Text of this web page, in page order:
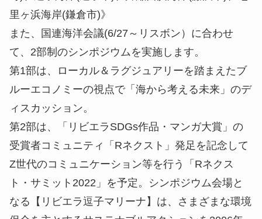
里ヶ浜海岸(鎌倉市)》
また、国連海洋会議(6/27～リスボン）に合わせ
て、2部制のシンポジウムを実施します。
第1部は、ローカル＆ラグジュアリーを踏まえたブ
ルーエコノミーの視点で「海から考える未来」のデ
ィスカッション。
第2部は、「リビエラSDGs作品・マンガ大賞」の
受賞者コミュニティ「Rネクスト」発足を記念して
Z世代のコミュニケーション等を行う「Rネクス
ト・サミット2022」を予定。シンポジウム会場と
なる【リビエラ逗子マリーナ】は、さまざまな環境